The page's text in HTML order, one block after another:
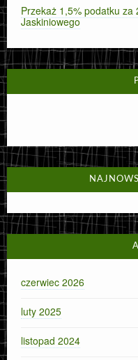
Przekaż 1,5% podatku
Jaskiniowego
czerwiec 2026
luty 2025
listopad 2024